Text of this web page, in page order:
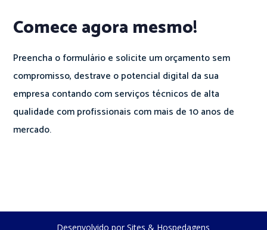
Comece agora mesmo!
Preencha o formulário e solicite um orçamento sem
compromisso, destrave o potencial digital da sua
empresa contando com serviços técnicos de alta
qualidade com profissionais com mais de 10 anos de
mercado.
Desenvolvido por Sites & Hospedagens